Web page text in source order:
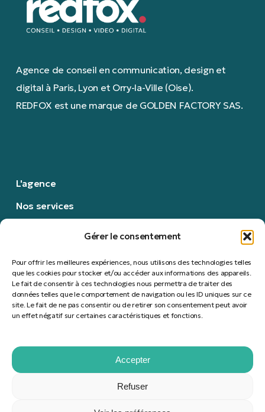
Gérer le consentement
Pour offrir les meilleures expériences, nous utilisons des technologies telles
que les cookies pour stocker et/ou accéder aux informations des appareils.
Le fait de consentir à ces technologies nous permettra de traiter des
données telles que le comportement de navigation ou les ID uniques sur ce
site. Le fait de ne pas consentir ou de retirer son consentement peut avoir
un effet négatif sur certaines caractéristiques et fonctions.
Accepter
Refuser
Agence de conseil en communication, design et
digital à Paris, Lyon et Orry-la-Ville (Oise).
REDFOX est une marque de GOLDEN FACTORY SAS.
L'agence
Nos services
Politique RSE
Mentions légales
S'abonner à notre newsletter